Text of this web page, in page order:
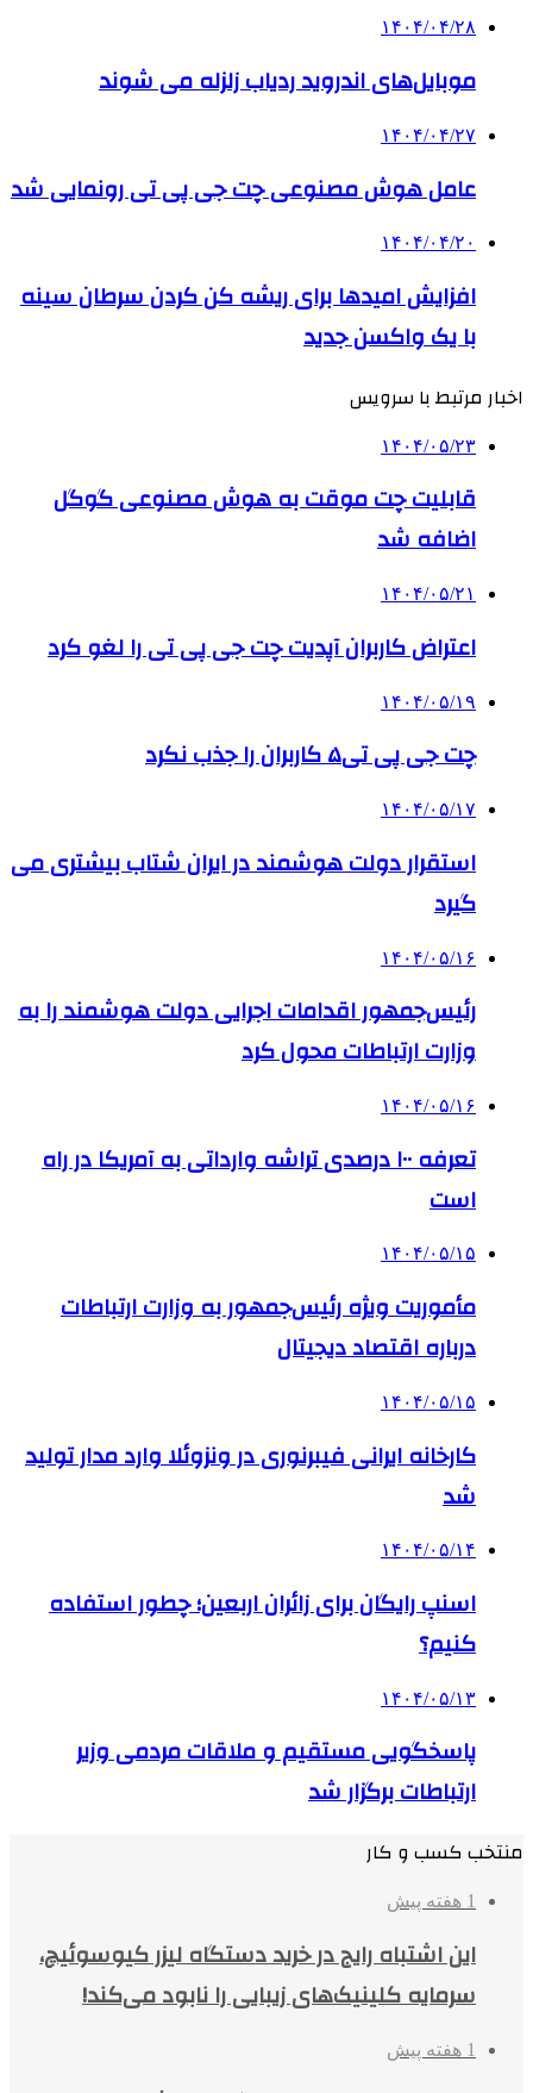
۱۴۰۴/۰۴/۲۸
موبایل‌های اندروید ردیاب زلزله می شوند
۱۴۰۴/۰۴/۲۷
عامل هوش مصنوعی چت جی پی تی رونمایی شد
۱۴۰۴/۰۴/۲۰
افزایش امیدها برای ریشه کن کردن سرطان سینه
با یک واکسن جدید
اخبار مرتبط با سرویس
۱۴۰۴/۰۵/۲۳
قابلیت چت موقت به هوش مصنوعی گوگل
اضافه شد
۱۴۰۴/۰۵/۲۱
اعتراض کاربران آپدیت چت جی پی تی را لغو کرد
۱۴۰۴/۰۵/۱۹
چت جی پی تی۵ کاربران را جذب نکرد
۱۴۰۴/۰۵/۱۷
استقرار دولت هوشمند در ایران شتاب بیشتری می
گیرد
۱۴۰۴/۰۵/۱۶
رئیس‌جمهور اقدامات اجرایی دولت هوشمند را به
وزارت ارتباطات محول کرد
۱۴۰۴/۰۵/۱۶
تعرفه ۱۰۰ درصدی تراشه وارداتی به آمریکا در راه
است
۱۴۰۴/۰۵/۱۵
مأموریت ویژه رئیس‌جمهور به وزارت ارتباطات
درباره اقتصاد دیجیتال
۱۴۰۴/۰۵/۱۵
کارخانه ایرانی فیبرنوری در ونزوئلا وارد مدار تولید
شد
۱۴۰۴/۰۵/۱۴
اسنپ رایگان برای زائران اربعین؛ چطور استفاده
کنیم؟
۱۴۰۴/۰۵/۱۳
پاسخگویی مستقیم و ملاقات مردمی وزیر
ارتباطات برگزار شد
منتخب کسب و کار
1 هفته پیش
این اشتباه رایج در خرید دستگاه لیزر کیوسوئیچ،
سرمایه کلینیک‌های زیبایی را نابود می‌کند!
1 هفته پیش